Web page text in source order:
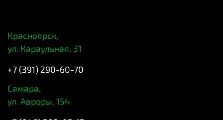
Красноярск,
ул. Караульная, 31
+7 (391) 290-60-70
Самара,
ул. Авроры, 154